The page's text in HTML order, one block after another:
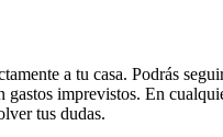
a tu casa. Podrás
gastos imprevistos. En
tus dudas.